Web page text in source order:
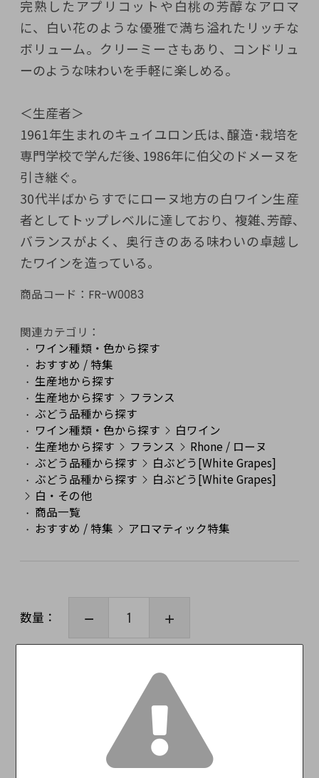
完熟したアプリコットや白桃の芳醇なアロマ
に、白い花のような優雅で満ち溢れたリッチな
ボリューム。クリーミーさもあり、コンドリュ
ーのような味わいを手軽に楽しめる。
＜生産者＞
1961年生まれのキュイユロン氏は､醸造･栽培を
専門学校で学んだ後､1986年に伯父のドメーヌを
引き継ぐ。
30代半ばからすでにローヌ地方の白ワイン生産
者としてトップレベルに達しており、複雑､芳醇､
バランスがよく、奥行きのある味わいの卓越し
たワインを造っている｡
商品コード： FR-W0083
関連カテゴリ：
ワイン種類・色から探す
おすすめ / 特集
生産地から探す
生産地から探す
フランス
ぶどう品種から探す
ワイン種類・色から探す
白ワイン
生産地から探す
フランス
Rhone / ローヌ
ぶどう品種から探す
白ぶどう[White Grapes]
ぶどう品種から探す
白ぶどう[White Grapes]
白・その他
商品一覧
おすすめ / 特集
アロマティック特集
数量：
カートに入れる
この商品をみた人はこんな商品もみています